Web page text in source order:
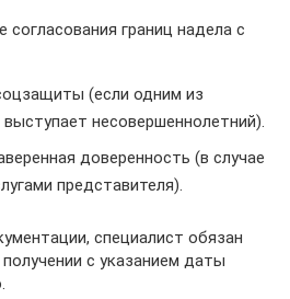
границ надела с
(если одним из
несовершеннолетний).
доверенность (в случае
представителя).
специалист обязан
с указанием даты